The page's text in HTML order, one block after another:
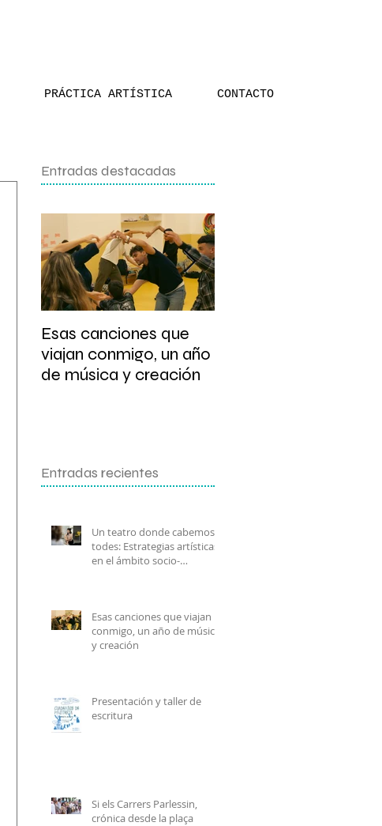
PRÁCTICA ARTÍSTICA CONTACTO
Entradas destacadas
Esas canciones que
viajan conmigo, un año
de música y creación
Entradas recientes
Un teatro donde cabemos
todes: Estrategias artísticas
en el ámbito socio-
Esas canciones que viajan
conmigo, un año de música
y creación
Presentación y taller de
escritura
Si els Carrers Parlessin,
crónica desde la plaça